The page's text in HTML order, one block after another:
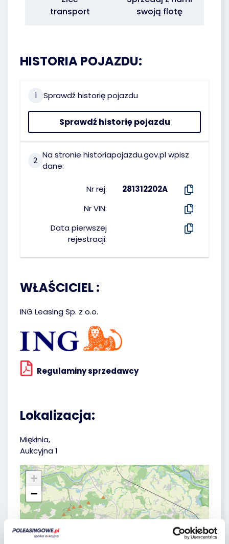
transport
swoją flotę
HISTORIA POJAZDU:
1 Sprawdź historię pojazdu
Sprawdź historię pojazdu
2
Na stronie historiapojazdu.gov.pl wpisz
dane:
Nr rej:
281312202A
Nr VIN:
Data pierwszej
rejestracji:
WŁAŚCICIEL :
ING Leasing Sp. z o.o.
Regulaminy sprzedawcy
Lokalizacja:
Miękinia,
Aukcyjna 1
+
−